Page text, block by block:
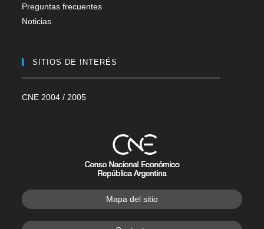
Preguntas frecuentes
Noticias
SITIOS DE INTERÉS
CNE 2004 / 2005
Mapa del sitio